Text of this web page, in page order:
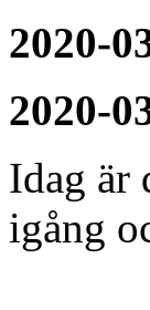
2020-
2020-
Idag är
igång